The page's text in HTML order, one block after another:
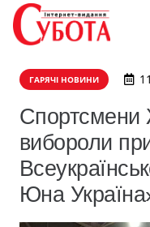
ГАРЯЧІ НОВИНИ
вибороли
Юна